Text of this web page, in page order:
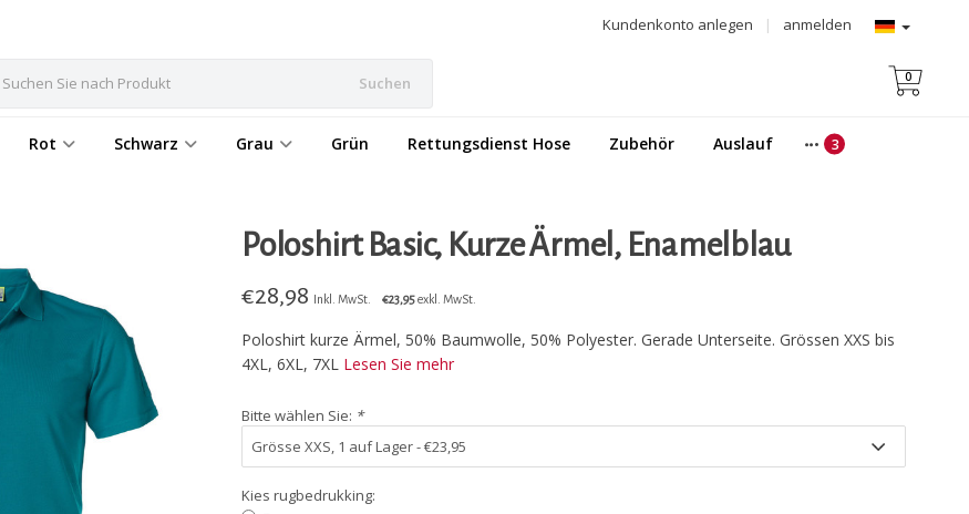
anmelden
|
Kundenkonto anlegen
Suchen 0
Rot Schwarz Grau Grün Rettungsdienst Hose Zubehör Auslauf
Poloshirt Basic, Kurze Ärmel, Enamelblau
€28,98 Inkl. MwSt. €23,95exkl. MwSt.
Poloshirt kurze Ärmel, 50% Baumwolle, 50% Polyester. Gerade Unterseite. Grössen XXS bis
4XL, 6XL, 7XL Lesen Sie mehr
Bitte wählen Sie: *
Kies rugbedrukking: